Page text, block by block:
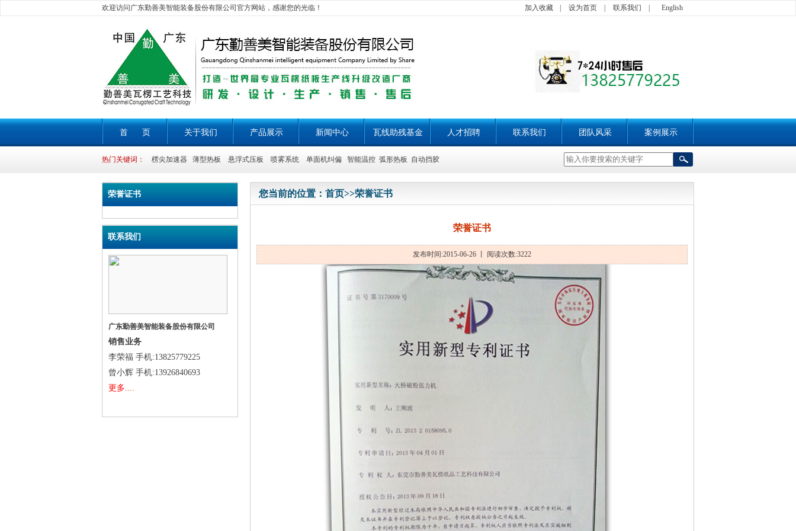
欢迎访问广东勤善美智能装备股份有限公司官方网站，感谢您的光临！ 加入收藏 设为首页 联系我们 English
首 页 关于我们 产品展示 新闻中心 瓦线助残基金 人才招聘 联系我们 团队风采 案例展示
热门关键词： 楞尖加速器 薄型热板 悬浮式压板 喷雾系统 单面机纠偏 智能温控 弧形热板 自动挡胶
荣誉证书
联系我们
广东勤善美智能装备股份有限公司
销售业务
李荣福 手机:13825779225
曾小辉 手机:13926840693
更多....
您当前的位置： 首页>>荣誉证书
荣誉证书
发布时间:2015-06-26 丨 阅读次数:3222